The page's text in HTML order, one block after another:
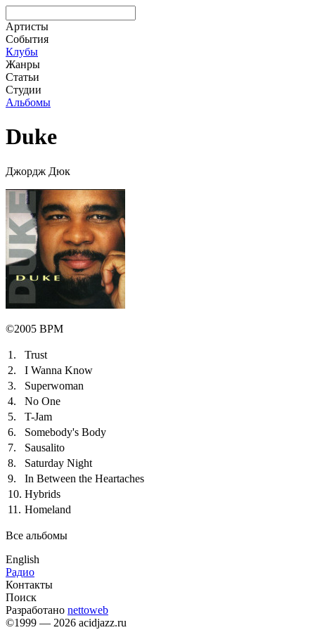
Артисты
События
Клубы
Жанры
Статьи
Студии
Альбомы
Duke
Джордж Дюк
©2005 BPM
1.
Trust
2.
I Wanna Know
3.
Superwoman
4.
No One
5.
T-Jam
6.
Somebody's Body
7.
Sausalito
8.
Saturday Night
9.
In Between the Heartaches
10. Hybrids
11. Homeland
Все альбомы
English
Радио
Контакты
Поиск
Разработано nettoweb
©1999 — 2026 acidjazz.ru